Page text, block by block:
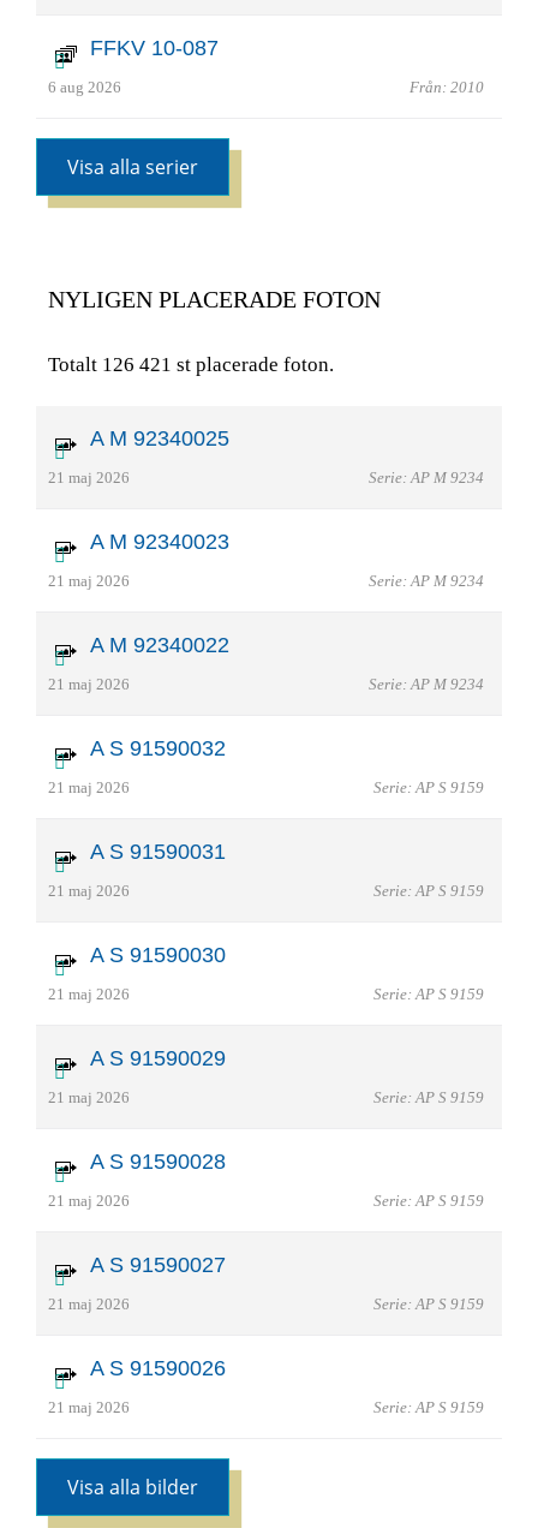
FFKV 10-087
6 aug 2026 Från: 2010
Visa alla serier
NYLIGEN PLACERADE FOTON
Totalt 126 421 st placerade foton.
A M 92340025
21 maj 2026 Serie: AP M 9234
A M 92340023
21 maj 2026 Serie: AP M 9234
A M 92340022
21 maj 2026 Serie: AP M 9234
A S 91590032
21 maj 2026 Serie: AP S 9159
A S 91590031
21 maj 2026 Serie: AP S 9159
A S 91590030
21 maj 2026 Serie: AP S 9159
A S 91590029
21 maj 2026 Serie: AP S 9159
A S 91590028
21 maj 2026 Serie: AP S 9159
A S 91590027
21 maj 2026 Serie: AP S 9159
A S 91590026
21 maj 2026 Serie: AP S 9159
Visa alla bilder